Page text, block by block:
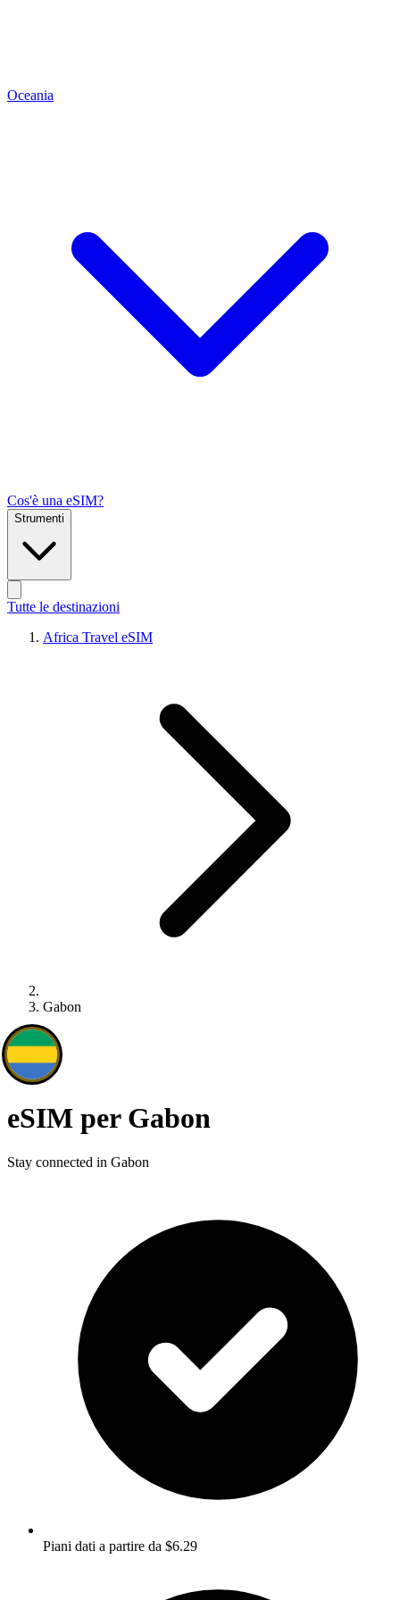
Oceania
Cos'è una eSIM?
Strumenti
Tutte le destinazioni
Africa Travel eSIM
Gabon
eSIM per Gabon
Stay connected in Gabon
Piani dati a partire da $6.29